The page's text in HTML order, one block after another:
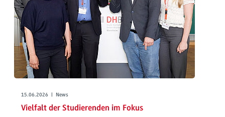
15.06.2026 | News
Vielfalt der Studierenden im Fokus